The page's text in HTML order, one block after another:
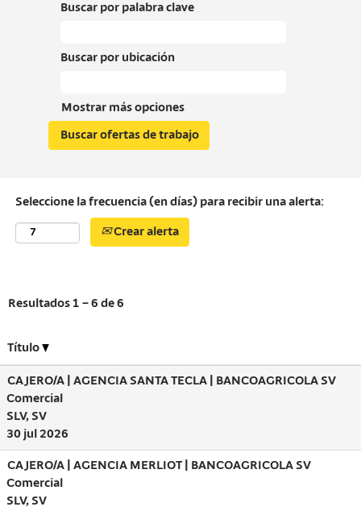
Buscar por palabra clave
Buscar por ubicación
Mostrar más opciones
Seleccione la frecuencia (en días) para recibir una alerta:
Crear alerta
Resultados1 – 6 de6
Título
CAJERO/A | AGENCIA SANTA TECLA | BANCOAGRICOLA SV
Comercial
SLV, SV
30 jul 2026
CAJERO/A | AGENCIA MERLIOT | BANCOAGRICOLA SV
Comercial
SLV, SV